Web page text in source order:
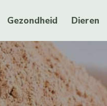
Gezondheid Dieren